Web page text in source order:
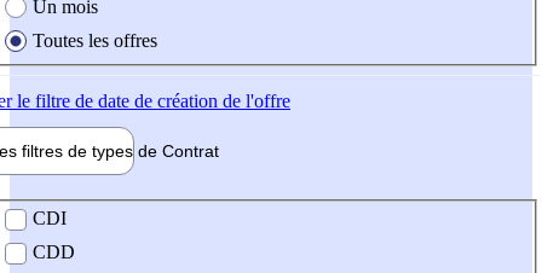
Un mois
Toutes les offres
le filtre de date de création de l'offre
filtres de types de Contrat
contrat
CDI
CDD